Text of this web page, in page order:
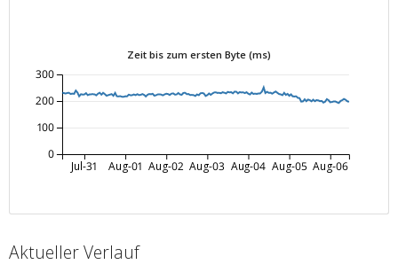
Zeit bis zum ersten Byte (ms)
Jul-31 Aug-01 Aug-02 Aug-03 Aug-04 Aug-05 Aug-06
0
100
200
300
Aktueller Verlauf